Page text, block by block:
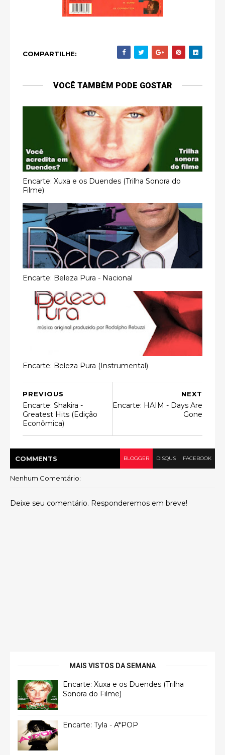
COMPARTILHE:
VOCÊ TAMBÉM PODE GOSTAR
Encarte: Xuxa e os Duendes (Trilha Sonora do
Filme)
Encarte: Beleza Pura - Nacional
Encarte: Beleza Pura (Instrumental)
NEXT
Encarte: HAIM - Days Are
Gone
PREVIOUS
Encarte: Shakira -
Greatest Hits (Edição
Econômica)
COMMENTS BLOGGER DISQUS FACEBOOK
Nenhum Comentário:
Deixe seu comentário. Responderemos em breve!
MAIS VISTOS DA SEMANA
Encarte: Xuxa e os Duendes (Trilha
Sonora do Filme)
Encarte: Tyla - A*POP